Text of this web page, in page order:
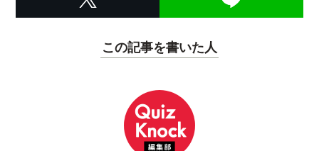
この記事を書いた人